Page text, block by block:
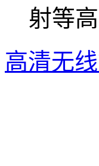
射等
高清无